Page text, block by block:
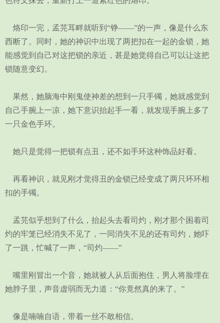
烙印一完，孟芫耳畔就听到“铮——”的一声，像是什么东
西断了。同时，她的神识中出现了两把扣在一起的金锁，她
能感觉到自己对这把锁的亲近，甚是她觉得自己可以让这把
锁随意变幻。
果然，她脑海中刚鬼使神差的想到一只手镯，她就感觉到
自己手腕上一凉，她下意识抬起手一看，就发现手腕上多了
一只金色手环。
她只是觉得一把锁有点丑，还不如手环这种饰品好看。
再看神识，就见刚才觉得丑的金锁已经变成了两只环环相
扣的手镯。
孟芫似乎想到了什么，抬起头去看司灼，刚才那个困着司
灼的牢笼已经消失不见了，一同消失不见的还有司灼，她吓
了一跳，忙喊了一声，“司灼——”
嘴里刚冒出一个音，她就被人从后面抱住，男人将脸埋在
她脖子里，声音虚弱而无力道：“你竟然真的来了。”
像是喃喃自语，带着一丝不敢相信。